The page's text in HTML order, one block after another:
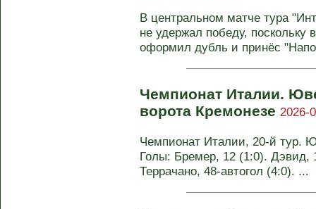
В центральном матче тура
не удержал победу,
оформил дубль и принёс
Чемпионат Италии.
ворота Кремонезе 2026-
Чемпионат Италии, 20-й тур.
Голы: Бремер, 12 (1:0).
Террачано, 48-автогол (4:0). ...